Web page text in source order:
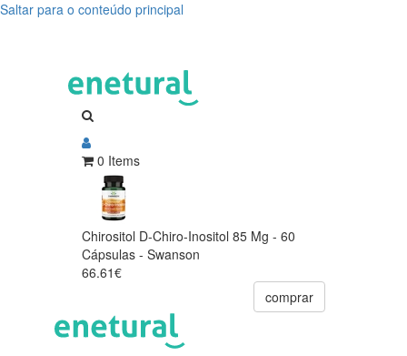
Saltar para o conteúdo principal
0 Items
Chirositol D-Chiro-Inositol 85 Mg - 60
Cápsulas - Swanson
66.61€
comprar